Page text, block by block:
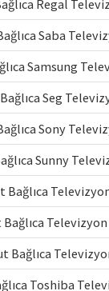
Regal
Saba
Samsung
Seg
Sony
Sunny
Bağlıca
Bağlıca
Toshiba